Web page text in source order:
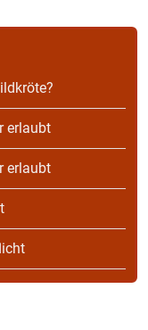
erlaubt
erlaubt